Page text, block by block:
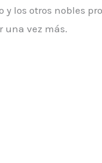
y los otros nobles
una vez más.